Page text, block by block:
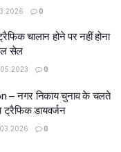
0
चालान होने पर नहीं होना
सेल
0
– नगर निकाय चुनाव के चलते
डायवर्जन
0